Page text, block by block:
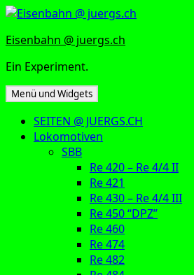
Zum
springen
Eisenbahn @ juergs.ch
Ein Experiment.
Menü und Widgets
SEITEN @ JUERGS.CH
Lokomotiven
SBB
Re 420 – Re 4/4 II
Re 421
Re 430 – Re 4/4 III
Re 450 “DPZ”
Re 460
Re 474
Re 482